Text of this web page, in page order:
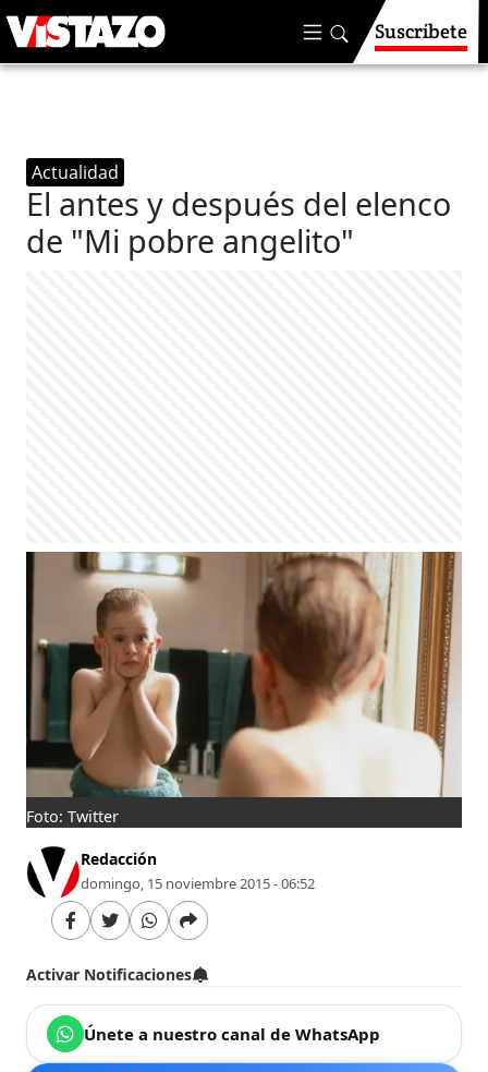
Suscríbete
Actualidad
El antes y después del elenco
de "Mi pobre angelito"
Foto: Twitter
Redacción
domingo, 15 noviembre 2015 - 06:52
Activar Notificaciones
Únete a nuestro canal de WhatsApp